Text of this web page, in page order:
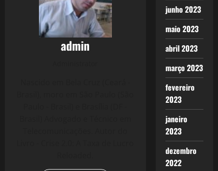
admin
junho 2023
maio 2023
abril 2023
março 2023
fevereiro
2023
janeiro
2023
dezembro
2022